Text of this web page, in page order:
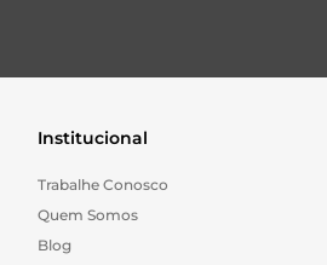
Institucional
Trabalhe Conosco
Quem Somos
Blog